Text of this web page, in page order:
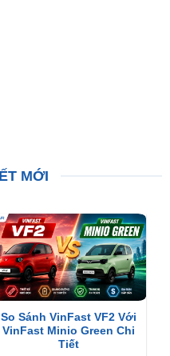
MỚI
So Sánh VinFast VF2 Với
VinFast Minio Green Chi
Tiết